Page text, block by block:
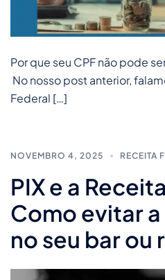
Por que seu CPF não pode
No nosso post anterior,
Federal […]
NOVEMBRO 4, 2025 RECEITA
PIX e a
Como evitar
no seu bar ou